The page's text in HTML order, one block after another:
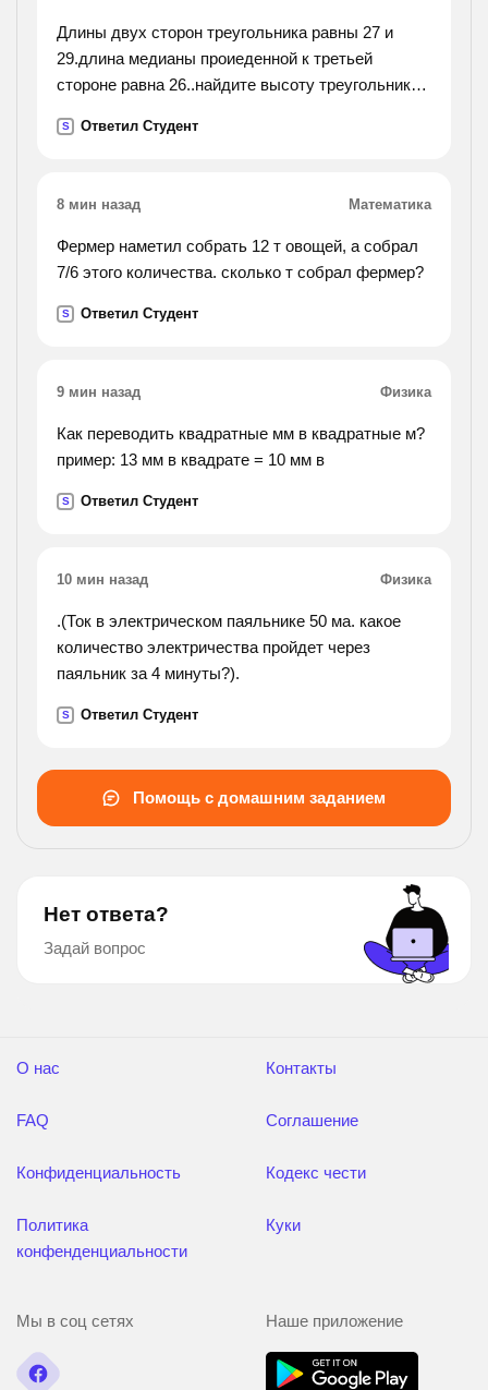
Длины двух сторон треугольника равны 27 и
29.длина медианы проиеденной к третьей
стороне равна 26..найдите высоту треугольника
S Ответил Студент
8 мин назад Математика
Фермер наметил собрать 12 т овощей, а собрал
7/6 этого количества. сколько т собрал фермер?
S Ответил Студент
9 мин назад Физика
Как переводить квадратные мм в квадратные м?
пример: 13 мм в квадрате = 10 мм в
S Ответил Студент
10 мин назад Физика
.(Ток в электрическом паяльнике 50 ма. какое
количество электричества пройдет через
паяльник за 4 минуты?).
S Ответил Студент
Помощь с домашним заданием
Нет ответа?
Задай вопрос
О нас
FAQ
Конфиденциальность
Политика
конфенденциальности
Контакты
Соглашение
Кодекс чести
Куки
Мы в соц сетях Наше приложение